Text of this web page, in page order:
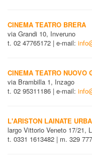
CINEMA TEATRO BRERA
via Grandi 10, Inveruno
t. 02 47765172 | e-mail:
CINEMA TEATRO NUOVO
via Brambilla 1, Inzago
t. 02 95311186 | e-mail:
L'ARISTON LAINATE
largo Vittorio Veneto 17/21,
t. 0331 1613482 | m. 329